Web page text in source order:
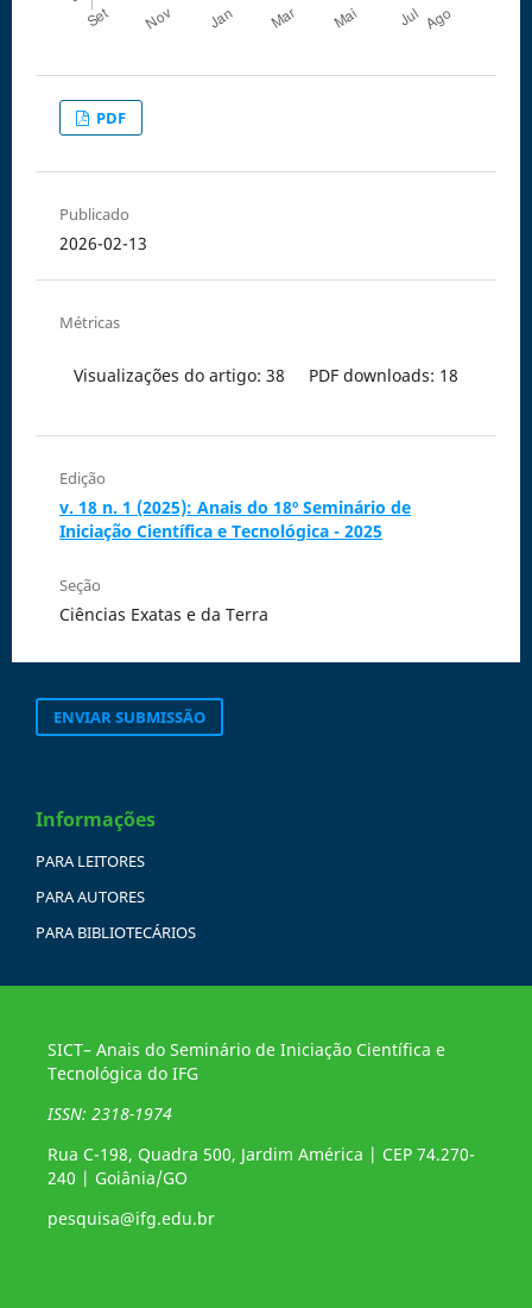
PDF
Publicado
2026-02-13
Métricas
Visualizações do artigo: 38 PDF downloads: 18
Edição
v. 18 n. 1 (2025): Anais do 18º Seminário de
Iniciação Científica e Tecnológica - 2025
Seção
Ciências Exatas e da Terra
ENVIAR SUBMISSÃO
Informações
PARA LEITORES
PARA AUTORES
PARA BIBLIOTECÁRIOS
SICT– Anais do Seminário de Iniciação Científica e
Tecnológica do IFG
ISSN: 2318-1974
Rua C-198, Quadra 500, Jardim América | CEP 74.270-
240 | Goiânia/GO
pesquisa@ifg.edu.br